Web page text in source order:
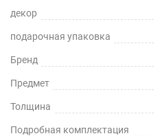
декор
подарочная упаковка
Бренд
Предмет
Толщина
Подробная комплектация